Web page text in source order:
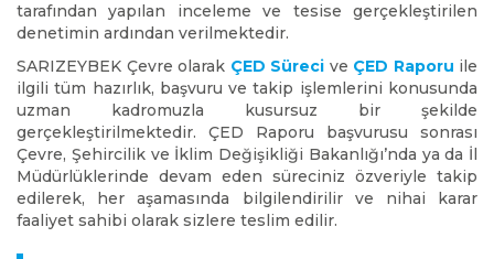
tarafından yapılan inceleme ve tesise gerçekleştirilen
denetimin ardından verilmektedir.
SARIZEYBEK Çevre olarak ÇED Süreci ve ÇED Raporu ile
ilgili tüm hazırlık, başvuru ve takip işlemlerini konusunda
uzman kadromuzla kusursuz bir şekilde
gerçekleştirilmektedir. ÇED Raporu başvurusu sonrası
Çevre, Şehircilik ve İklim Değişikliği Bakanlığı’nda ya da İl
Müdürlüklerinde devam eden süreciniz özveriyle takip
edilerek, her aşamasında bilgilendirilir ve nihai karar
faaliyet sahibi olarak sizlere teslim edilir.